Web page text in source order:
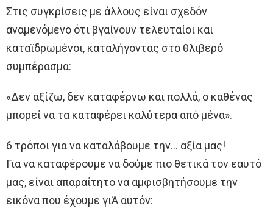
Στις συγκρίσεις με άλλους είναι σχεδόν
αναμενόμενο ότι βγαίνουν τελευταίοι και
καταϊδρωμένοι, καταλήγοντας στο θλιβερό
συμπέρασμα:
«Δεν αξίζω, δεν καταφέρνω και πολλά, ο καθένας
μπορεί να τα καταφέρει καλύτερα από μένα».
6 τρόποι για να καταλάβουμε την… αξία μας!
Για να καταφέρουμε να δούμε πιο θετικά τον εαυτό
μας, είναι απαραίτητο να αμφισβητήσουμε την
εικόνα που έχουμε γιΆ αυτόν: